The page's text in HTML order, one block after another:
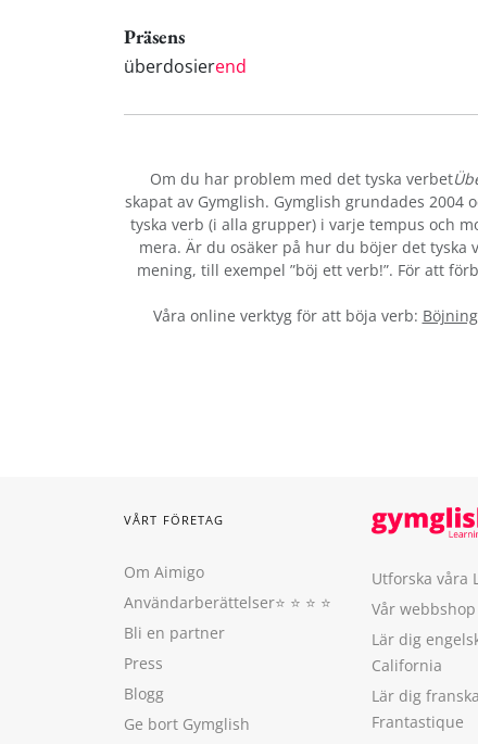
Präsens
überdosierend
Om du har problem med det tyska verbet
skapat av Gymglish. Gymglish grundades
tyska verb (i alla grupper) i varje tempus och
mera. Är du osäker på hur du böjer det tyska
mening, till exempel ”böj ett verb!”. För att
Våra online verktyg för att böja verb:
VÅRT FÖRETAG
Om Aimigo
Användarberättelser⭐️ ⭐️ ⭐️ ⭐️
Bli en partner
Press
Blogg
Ge bort Gymglish
Utforska våra
Vår
Lär dig
California
Lär dig
Frantastique